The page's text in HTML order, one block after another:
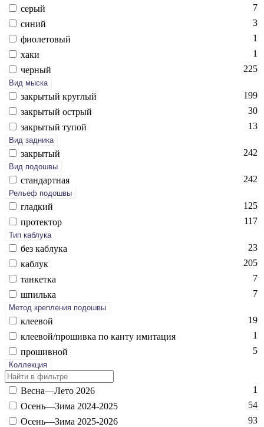
се­рый
7
си­ний
3
фи­оле­товый
1
ха­ки
1
чер­ный
225
Вид мыска
зак­ры­тый круг­лый
199
зак­ры­тый ост­рый
30
зак­ры­тый ту­пой
13
Вид задника
зак­ры­тый 242
Вид подошвы
стан­дарт­ная 242
Рельеф подошвы
глад­кий
125
про­тек­тор
117
Тип каблука
без каб­лу­ка
23
каб­лук
205
тан­кетка
7
шпиль­ка
7
Метод крепления подошвы
кле­евой
19
кле­евой/про­шив­ка по кан­ту ими­тация
1
про­шив­ной
5
Коллекция
Вес­на—Ле­то 2026
1
Осень—Зи­ма 2024-2025
54
Осень—Зи­ма 2025-2026
93